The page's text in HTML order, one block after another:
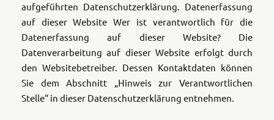
aufgeführten Datenschutzerklärung. Datenerfassung
auf dieser Website Wer ist verantwortlich für die
Datenerfassung auf dieser Website? Die
Datenverarbeitung auf dieser Website erfolgt durch
den Websitebetreiber. Dessen Kontaktdaten können
Sie dem Abschnitt „Hinweis zur Verantwortlichen
Stelle“ in dieser Datenschutzerklärung entnehmen.